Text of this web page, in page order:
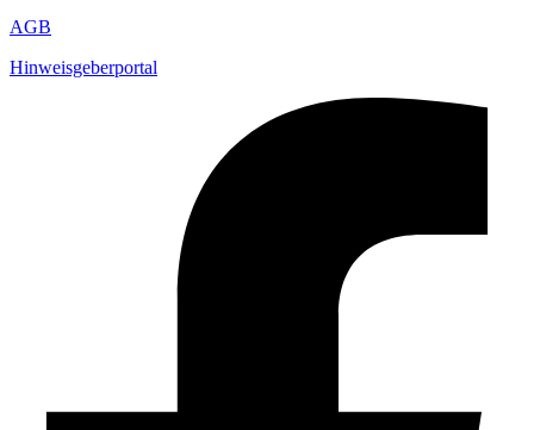
AGB
Hinweisgeberportal